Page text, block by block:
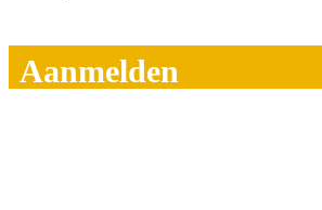
Aanmelden